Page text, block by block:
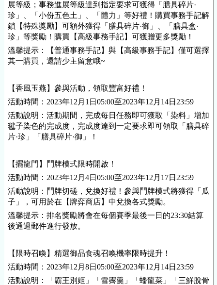
展等級；事務進展等級達到指定要求可獲得「膳具碎片·
珍」、「小份五色土」、「體力」等好禮！購買事務手記解
鎖【特殊獎勵】可額外獲得「膳具碎片·御」、「膳具盒·
珍」等獎勵！購買【高級事務手記】可獲贈更多獎勵！
溫馨提示：【普通事務手記】與【高級事務手記】僅可選擇
其一購買，還請少主留意哦~
【香風玉燕】參與活動，領取豐富好禮！
活動時間：2023年12 月 1 日05:00至2023年12 月 14日23:59
活動說明：活動期間，完成每日任務即可獲取「染料」增加
毽子染色的完成度，完成度達到一定要求即可領取「膳具碎
片·珍」「膳具碎片·御」！
【擺龍門】鬥牌模式限時開啟！
活動時間：2023年12 月4日05:00至2023年12 月 17日23:59
活動說明：鬥牌切磋，兌換好禮！參與鬥牌模式將獲得「瓜
子」，可用於在【牌弈商店】中兌換各式獎勵。
溫馨提示：排名獎勵將會在每個賽季最後一日的23:30結算
後通過郵件進行發放。
【限時召喚】精選御品食魂召喚機率限時提升！
活動時間：2023年12 月8日05:00至2023年12 月 14日23:59
活動說明：「霸王別姬」「雪霽羹」「蟠龍菜」「三鮮脫骨